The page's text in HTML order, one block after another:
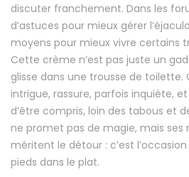
discuter franchement. Dans les
d’astuces pour mieux gérer
moyens pour mieux vivre certains
Cette crème n’est pas juste un
glisse dans une trousse de toilette.
intrigue, rassure, parfois inquiète,
d’être compris, loin des tabous et
ne promet pas de magie, mais ses
méritent le détour : c’est
pieds dans le plat.